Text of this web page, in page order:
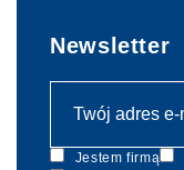
Newsletter
Jestem firmą